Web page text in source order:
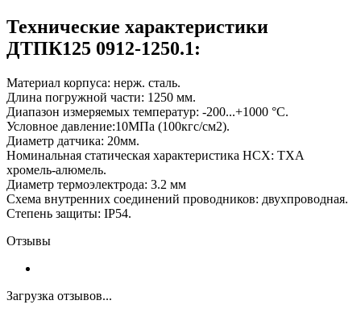
Технические характеристики
ДТПК125 0912-1250.1:
Материал корпуса: нерж. сталь.
Длина погружной части: 1250 мм.
Диапазон измеряемых температур: -200...+1000 °C.
Условное давление:10МПа (100кгс/см2).
Диаметр датчика: 20мм.
Номинальная статическая характеристика НСХ: ТХА
хромель-алюмель.
Диаметр термоэлектрода: 3.2 мм
Схема внутренних соединений проводников: двухпроводная.
Степень защиты: IP54.
Отзывы
Загрузка отзывов...